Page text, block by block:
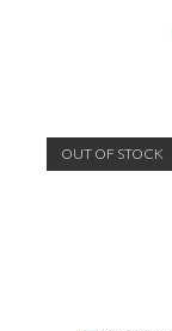
OUT OF STOCK